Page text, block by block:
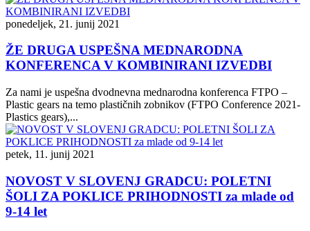
ponedeljek, 21. junij 2021
ŽE DRUGA USPEŠNA MEDNARODNA
KONFERENCA V KOMBINIRANI IZVEDBI
Za nami je uspešna dvodnevna mednarodna konferenca FTPO –
Plastic gears na temo plastičnih zobnikov (FTPO Conference 2021-
Plastics gears),...
petek, 11. junij 2021
NOVOST V SLOVENJ GRADCU: POLETNI
ŠOLI ZA POKLICE PRIHODNOSTI za mlade od
9-14 let